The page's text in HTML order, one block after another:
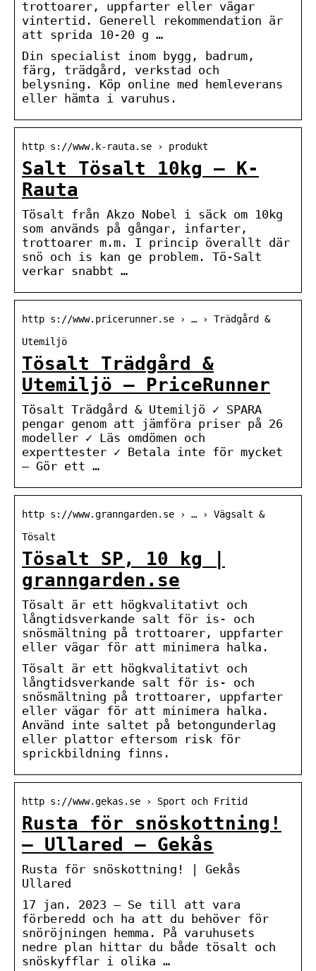
trottoarer, uppfarter eller vägar
vintertid. Generell rekommendation är
att sprida 10-20 g …
Din specialist inom bygg, badrum,
färg, trädgård, verkstad och
belysning. Köp online med hemleverans
eller hämta i varuhus.
http s://www.k-rauta.se › produkt
Salt Tösalt 10kg – K-
Rauta
Tösalt från Akzo Nobel i säck om 10kg
som används på gångar, infarter,
trottoarer m.m. I princip överallt där
snö och is kan ge problem. Tö-Salt
verkar snabbt …
http s://www.pricerunner.se › … › Trädgård &
Utemiljö
Tösalt Trädgård &
Utemiljö – PriceRunner
Tösalt Trädgård & Utemiljö ✓ SPARA
pengar genom att jämföra priser på 26
modeller ✓ Läs omdömen och
experttester ✓ Betala inte för mycket
– Gör ett …
http s://www.granngarden.se › … › Vägsalt &
Tösalt
Tösalt SP, 10 kg |
granngarden.se
Tösalt är ett högkvalitativt och
långtidsverkande salt för is- och
snösmältning på trottoarer, uppfarter
eller vägar för att minimera halka.
Tösalt är ett högkvalitativt och
långtidsverkande salt för is- och
snösmältning på trottoarer, uppfarter
eller vägar för att minimera halka.
Använd inte saltet på betongunderlag
eller plattor eftersom risk för
sprickbildning finns.
http s://www.gekas.se › Sport och Fritid
Rusta för snöskottning!
– Ullared – Gekås
Rusta för snöskottning! | Gekås
Ullared
17 jan. 2023 — Se till att vara
förberedd och ha att du behöver för
snöröjningen hemma. På varuhusets
nedre plan hittar du både tösalt och
snöskyfflar i olika …